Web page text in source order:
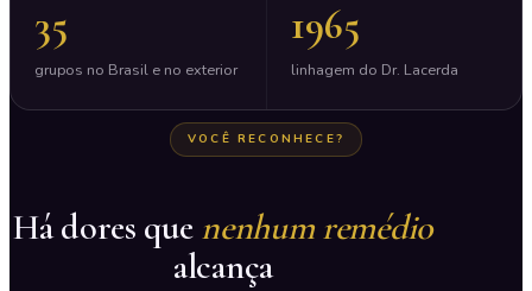
35
grupos no Brasil e no exterior
1965
linhagem do Dr. Lacerda
VOCÊ RECONHECE?
Há dores quenenhum remédio
alcança